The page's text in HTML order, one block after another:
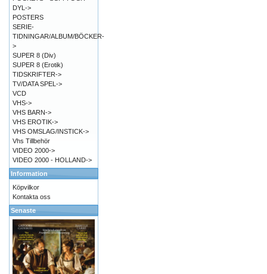
DYL->
POSTERS
SERIE-
TIDNINGAR/ALBUM/BÖCKER-
>
SUPER 8 (Div)
SUPER 8 (Erotik)
TIDSKRIFTER->
TV/DATA SPEL->
VCD
VHS->
VHS BARN->
VHS EROTIK->
VHS OMSLAG/INSTICK->
Vhs Tillbehör
VIDEO 2000->
VIDEO 2000 - HOLLAND->
Information
Köpvilkor
Kontakta oss
Senaste